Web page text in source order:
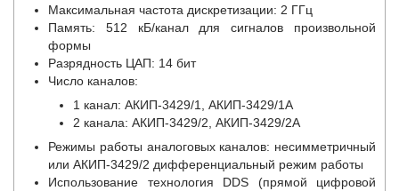
Максимальная частота дискретизации: 2 ГГц
Память: 512 кБ/канал для сигналов произвольной
формы
Разрядность ЦАП: 14 бит
Число каналов:
1 канал: АКИП-3429/1, АКИП-3429/1А
2 канала: АКИП-3429/2, АКИП-3429/2А
Режимы работы аналоговых каналов: несимметричный
или АКИП-3429/2 дифференциальный режим работы
Использование технология DDS (прямой цифровой